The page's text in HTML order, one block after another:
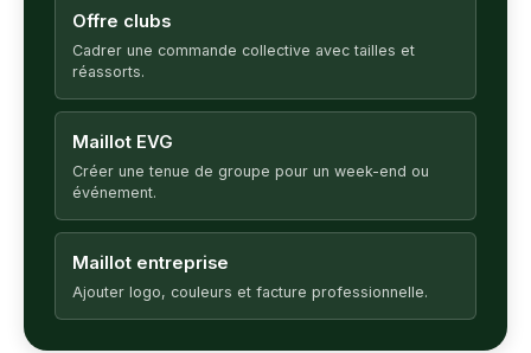
Offre clubs
Cadrer une commande collective avec tailles et
réassorts.
Maillot EVG
Créer une tenue de groupe pour un week-end ou
événement.
Maillot entreprise
Ajouter logo, couleurs et facture professionnelle.